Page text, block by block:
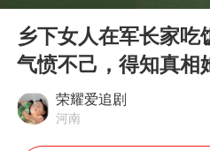
Play
乡下女人在军长家
气愤不己，得知真相
荣耀爱追剧
河南